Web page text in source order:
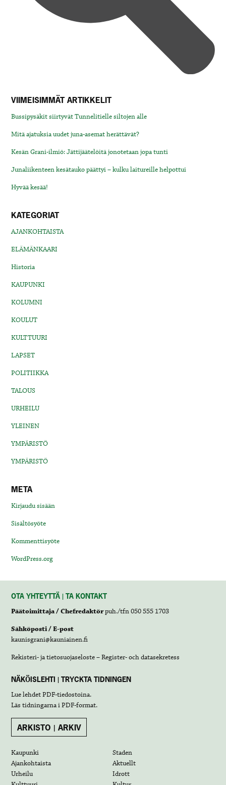
VIIMEISIMMÄT ARTIKKELIT
Bussipysäkit siirtyvät Tunnelitielle siltojen alle
Mitä ajatuksia uudet juna-asemat herättävät?
Kesän Grani-ilmiö: Jättijäätelöitä jonotetaan jopa tunti
Junaliikenteen kesätauko päättyi – kulku laitureille helpottui
Hyvää kesää!
KATEGORIAT
AJANKOHTAISTA
ELÄMÄNKAARI
Historia
KAUPUNKI
KOLUMNI
KOULUT
KULTTUURI
LAPSET
POLITIIKKA
TALOUS
URHEILU
YLEINEN
YMPÄRISTÖ
YMPÄRISTÖ
META
Kirjaudu sisään
Sisältösyöte
Kommenttisyöte
WordPress.org
OTA YHTEYTTÄ | TA KONTAKT
Päätoimittaja / Chefredaktörpuh./tfn 050 555 1703
Sähköposti / E-post
kaunisgrani@kauniainen.fi
Rekisteri- ja tietosuojaseloste – Register- och datasekretess
NÄKÖISLEHTI | TRYCKTA TIDNINGEN
Lue lehdetPDF-tiedostoina.
Läs tidningarna iPDF-format.
ARKISTO | ARKIV
Kaupunki
Staden
Ajankohtaista
Aktuellt
Urheilu
Idrott